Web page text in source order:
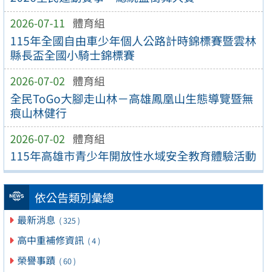
2026-07-11 體育組
115年全國自由車少年個人公路計時錦標賽暨雲林
縣長盃全國小騎士錦標賽
2026-07-02 體育組
全民ToGo大腳走山林－高雄鳳凰山生態導覽暨無
痕山林健行
2026-07-02 體育組
115年高雄市青少年開放性水域安全教育體驗活動
依公告類別彙總
最新消息 ( 325 )
高中重補修資訊 ( 4 )
榮譽事蹟 ( 60 )